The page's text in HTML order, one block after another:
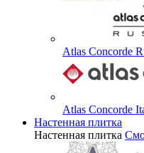
Atlas Concorde
Atlas Concorde
Настенная плитка
Настенная плитка